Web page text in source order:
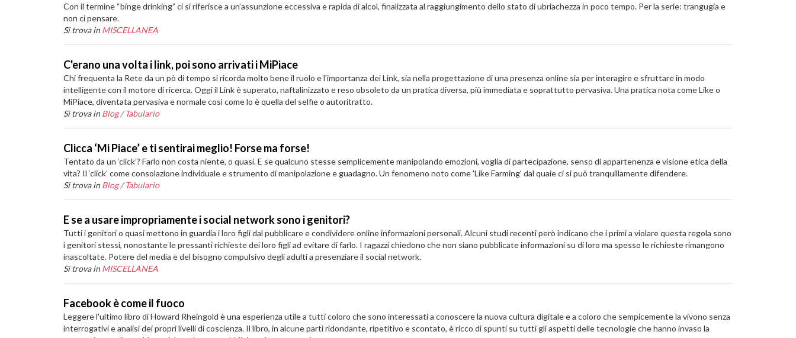
Con il termine “binge drinking” ci si riferisce a un’assunzione eccessiva e rapida di alcol, finalizzata al raggiungimento dello stato di ubriachezza in poco tempo. Per la serie: trangugia e
non ci pensare.
Si trova in MISCELLANEA
C'erano una volta i link, poi sono arrivati i MiPiace
Chi frequenta la Rete da un pò di tempo si ricorda molto bene il ruolo e l'importanza dei Link, sia nella progettazione di una presenza online sia per interagire e sfruttare in modo
intelligente con il motore di ricerca. Oggi il Link è superato, naftalinizzato e reso obsoleto da un pratica diversa, più immediata e soprattutto pervasiva. Una pratica nota come Like o
MiPiace, diventata pervasiva e normale così come lo è quella del selfie o autoritratto.
Si trova in Blog /Tabulario
Clicca ‘Mi Piace’ e ti sentirai meglio! Forse ma forse!
Tentato da un ‘click’? Farlo non costa niente, o quasi. E se qualcuno stesse semplicemente manipolando emozioni, voglia di partecipazione, senso di appartenenza e visione etica della
vita? Il ‘click’ come consolazione individuale e strumento di manipolazione e guadagno. Un fenomeno noto come 'Like Farming' dal quaie ci si può tranquillamente difendere.
Si trova in Blog /Tabulario
E se a usare impropriamente i social network sono i genitori?
Tutti i genitori o quasi mettono in guardia i loro figli dal pubblicare e condividere online informazioni personali. Alcuni studi recenti però indicano che i primi a violare questa regola sono
i genitori stessi, nonostante le pressanti richieste dei loro figli ad evitare di farlo. I ragazzi chiedono che non siano pubblicate informazioni su di loro ma spesso le richieste rimangono
inascoltate. Potere del media e del bisogno compulsivo degli adulti a presenziare il social network.
Si trova in MISCELLANEA
Facebook è come il fuoco
Leggere l'ultimo libro di Howard Rheingold è una esperienza utile a tutti coloro che sono interessati a conoscere la nuova cultura digitale e a coloro che sempicemente la vivono senza
interrogativi e analisi dei propri livelli di coscienza. Il libro, in alcune parti ridondante, ripetitivo e scontato, è ricco di spunti su tutti gli aspetti delle tecnologie che hanno invaso la